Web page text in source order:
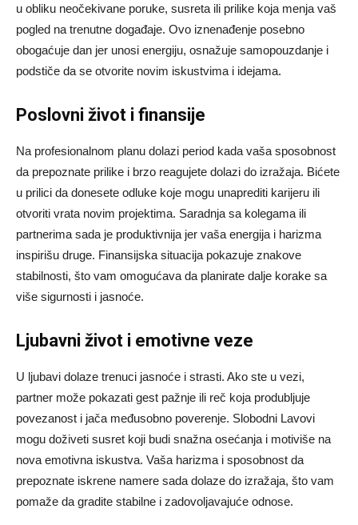
u obliku neočekivane poruke, susreta ili prilike koja menja vaš
pogled na trenutne događaje. Ovo iznenađenje posebno
obogaćuje dan jer unosi energiju, osnažuje samopouzdanje i
podstiče da se otvorite novim iskustvima i idejama.
Poslovni život i finansije
Na profesionalnom planu dolazi period kada vaša sposobnost
da prepoznate prilike i brzo reagujete dolazi do izražaja. Bićete
u prilici da donesete odluke koje mogu unaprediti karijeru ili
otvoriti vrata novim projektima. Saradnja sa kolegama ili
partnerima sada je produktivnija jer vaša energija i harizma
inspirišu druge. Finansijska situacija pokazuje znakove
stabilnosti, što vam omogućava da planirate dalje korake sa
više sigurnosti i jasnoće.
Ljubavni život i emotivne veze
U ljubavi dolaze trenuci jasnoće i strasti. Ako ste u vezi,
partner može pokazati gest pažnje ili reč koja produbljuje
povezanost i jača međusobno poverenje. Slobodni Lavovi
mogu doživeti susret koji budi snažna osećanja i motiviše na
nova emotivna iskustva. Vaša harizma i sposobnost da
prepoznate iskrene namere sada dolaze do izražaja, što vam
pomaže da gradite stabilne i zadovoljavajuće odnose.